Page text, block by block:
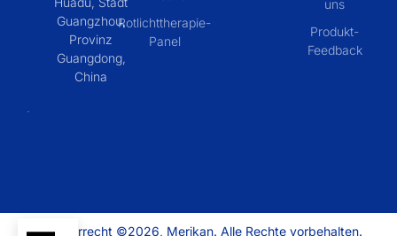
Guangzhou,
Provinz
Guangdong,
China
Rotlichttherapie-
Panel
uns
Produkt-
Feedback
Urheberrecht ©2026, Merikan. Alle Rechte vorbehalten.